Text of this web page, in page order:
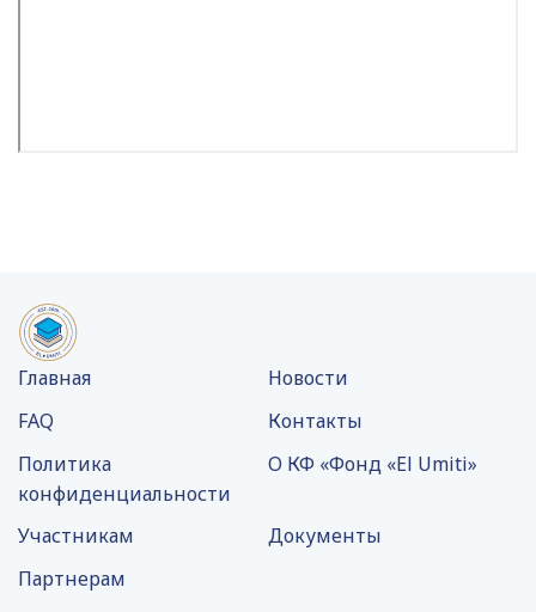
Главная
Новости
FAQ
Контакты
Политика
конфиденциальности
О КФ «Фонд «El Umiti»
Участникам
Документы
Партнерам